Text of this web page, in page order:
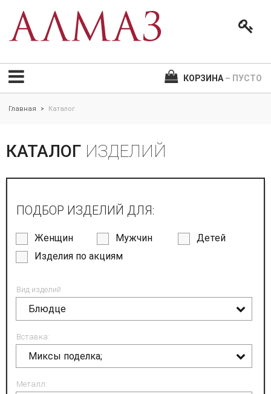
КОРЗИНА – ПУСТО
Главная > Каталог
КАТАЛОГ ИЗДЕЛИЙ
ПОДБОР ИЗДЕЛИЙ ДЛЯ:
Женщин Мужчин
Детей
Изделия по акциям
Вид изделий:
Блюдце
Вставка:
Миксы поделка;
Металл: